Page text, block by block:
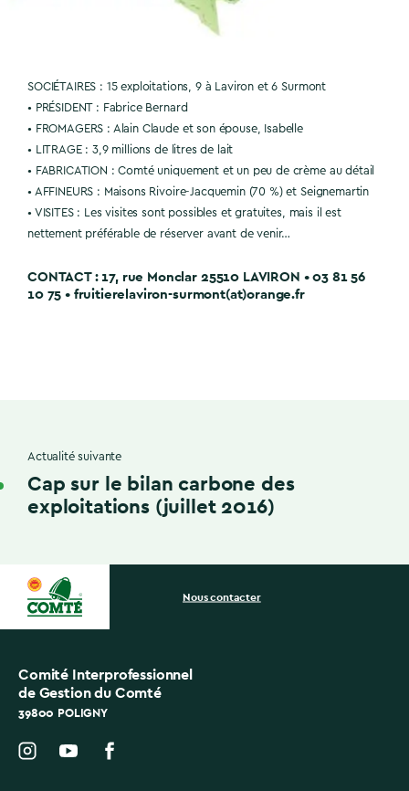
SOCIÉTAIRES : 15 exploitations, 9 à Laviron et 6 Surmont
• PRÉSIDENT : Fabrice Bernard
• FROMAGERS : Alain Claude et son épouse, Isabelle
• LITRAGE : 3,9 millions de litres de lait
• FABRICATION : Comté uniquement et un peu de crème au détail
• AFFINEURS : Maisons Rivoire-Jacquemin (70 %) et Seignemartin
• VISITES : Les visites sont possibles et gratuites, mais il est
nettement préférable de réserver avant de venir…
CONTACT : 17, rue Monclar 25510 LAVIRON • 03 81 56
10 75 • fruitierelaviron-surmont(at)orange.fr
Actualité suivante
Cap sur le bilan carbone des
exploitations (juillet 2016)
Comité Interprofessionnel
de Gestion du Comté
39800 POLIGNY
Nous contacter